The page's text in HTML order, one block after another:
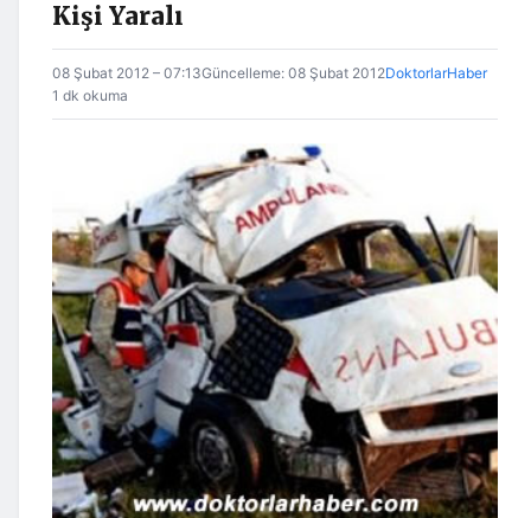
Kişi Yaralı
08 Şubat 2012 – 07:13Güncelleme: 08 Şubat 2012DoktorlarHaber
1 dk okuma